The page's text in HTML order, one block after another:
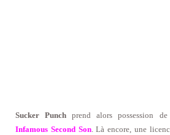
Sucker Punch prend alors possession
Infamous Second Son. Là encore, une